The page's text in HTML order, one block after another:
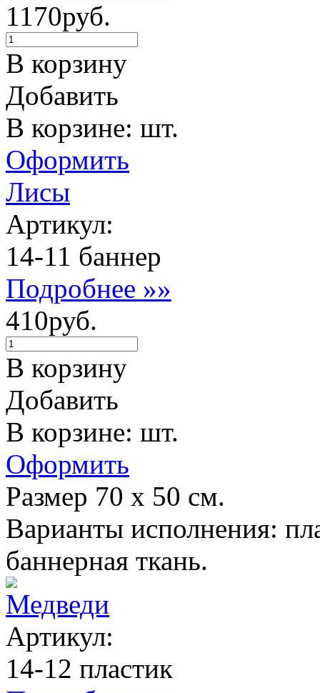
1170руб.
В корзину
Добавить
В корзине: шт.
Оформить
Лисы
Артикул:
14-11 баннер
Подробнее »»
410руб.
В корзину
Добавить
В корзине: шт.
Оформить
Размер 70 х 50 см.
Варианты исполнения:
баннерная ткань.
Медведи
Артикул:
14-12 пластик